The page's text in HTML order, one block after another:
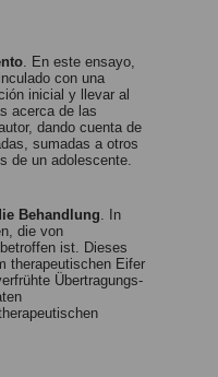
. En este ensayo,
con una
inicial y llevar al
acerca de las
dando cuenta de
sumadas a otros
de un adolescente.
Behandlung . In
die von
ist. Dieses
therapeutischen Eifer
Übertragungs-